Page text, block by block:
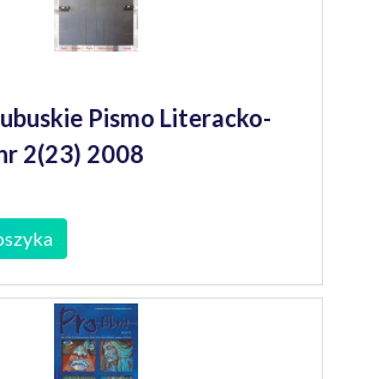
Pismo Literacko-
2(23) 2008